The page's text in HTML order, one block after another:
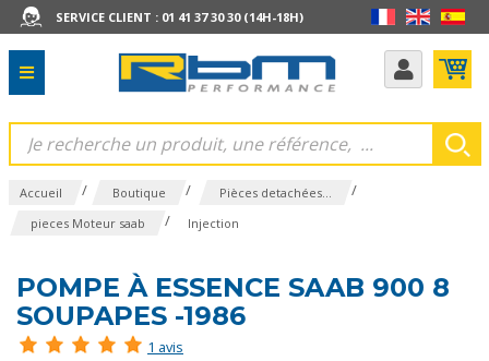
SERVICE CLIENT : 01 41 37 30 30 (14H-18H)
Accueil / Boutique / Pièces detachées... /
pieces Moteur saab / Injection
POMPE À ESSENCE SAAB 900 8
SOUPAPES -1986
1 avis